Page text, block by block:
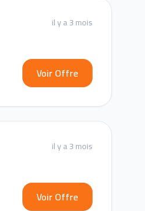
il y a 3 mois
Voir Offre
il y a 3 mois
Voir Offre